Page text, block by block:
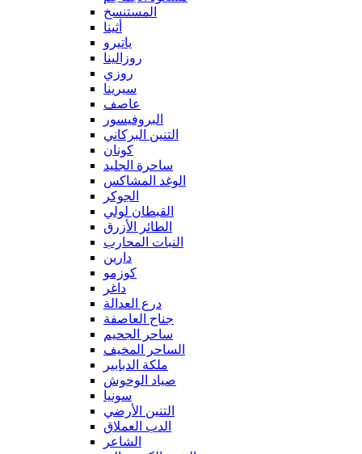
المستنسخ
أثينا
ياتيرو
روزالينا
روزي
سيرينا
عاصف
البروفيسور
التنين البركاني
كونان
ساحرة الجليد
الوغد المشاكس
الجوكر
القبطان لولي
الطائر الأزرق
النبات المحارب
دارين
كوزمو
داغر
درع العدالة
جناح العاصفة
ساحر الجحيم
الساحر المخيف
ملكة الدبابير
صياد الوحوش
سونيا
التنين الأرضي
الدب العملاق
الشاعر